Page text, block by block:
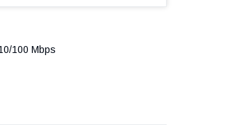
100 Mbps